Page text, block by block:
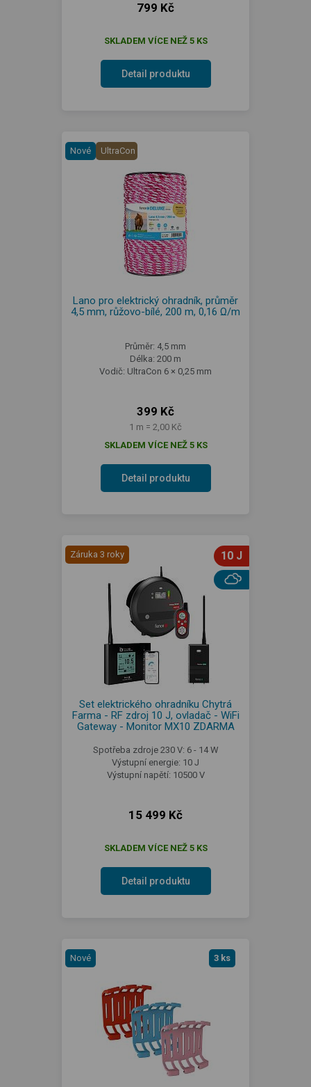
799 Kč
SKLADEM VÍCE NEŽ 5 KS
Detail produktu
Nové UltraCon
Lano pro elektrický ohradník, průměr
4,5 mm, růžovo-bílé, 200 m, 0,16 Ω/m
Průměr: 4,5 mm
Délka: 200 m
Vodič: UltraCon 6 × 0,25 mm
399 Kč
1 m = 2,00 Kč
SKLADEM VÍCE NEŽ 5 KS
Detail produktu
Záruka 3 roky 10 J
Set elektrického ohradníku Chytrá
Farma - RF zdroj 10 J, ovladač - WiFi
Gateway - Monitor MX10 ZDARMA
Spotřeba zdroje 230 V: 6 - 14 W
Výstupní energie: 10 J
Výstupní napětí: 10500 V
15 499 Kč
SKLADEM VÍCE NEŽ 5 KS
Detail produktu
Nové 3 ks